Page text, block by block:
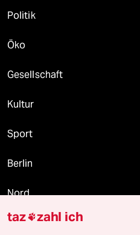
Politik
Öko
Gesellschaft
Kultur
Sport
Berlin
Nord
Wahrheit
taz zahl ich